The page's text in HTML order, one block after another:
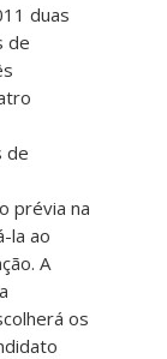
duas
de
de
prévia na
la ao
A
os